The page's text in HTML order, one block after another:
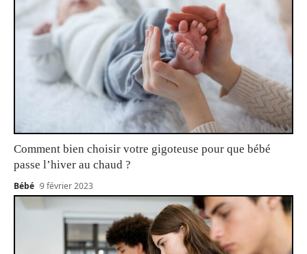
Comment bien choisir votre gigoteuse pour que bébé
passe l’hiver au chaud ?
Bébé 9 février 2023